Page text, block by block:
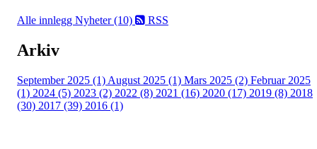
Alle innlegg Nyheter (10) RSS
Arkiv
September 2025 (1) August 2025 (1) Mars 2025 (2) Februar 2025
(1) 2024 (5) 2023 (2) 2022 (8) 2021 (16) 2020 (17) 2019 (8) 2018
(30) 2017 (39) 2016 (1)